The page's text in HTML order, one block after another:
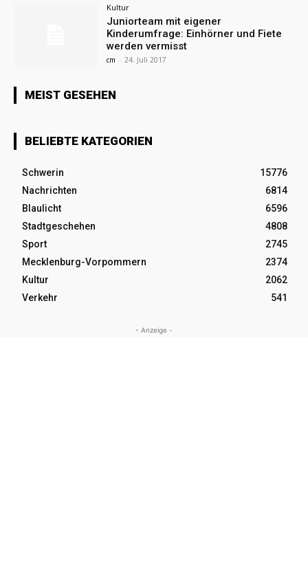
Kultur
Juniorteam mit eigener
Kinderumfrage: Einhörner und Fiete
werden vermisst
cm - 24. Juli 2017
MEIST GESEHEN
BELIEBTE KATEGORIEN
Schwerin
15776
Nachrichten
6814
Blaulicht
6596
Stadtgeschehen
4808
Sport
2745
Mecklenburg-Vorpommern
2374
Kultur
2062
Verkehr
541
- Anzeige -